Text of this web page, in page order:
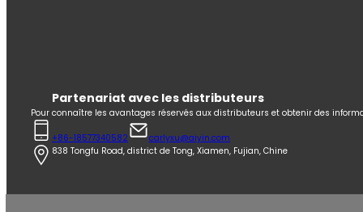
Partenariat avec les distributeurs
Pour connaître les avantages réservés aux distributeurs et obtenir des
+86-18577340582
carlyxu@aiyin.com
838 Tongfu Road, district de Tong, Xiamen, Fujian, Chine